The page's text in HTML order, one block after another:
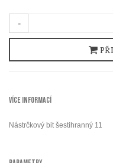
-
VÍCE INFORMACÍ
Nástrčkový bit šestihranný 11